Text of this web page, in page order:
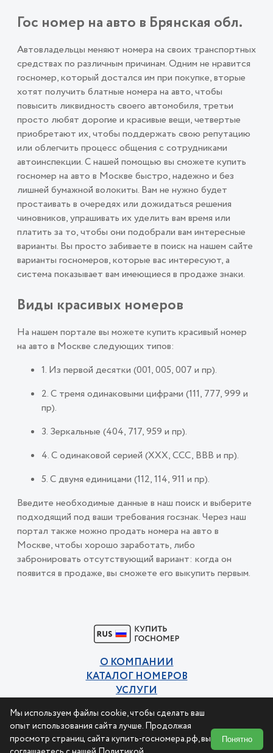
Гос номер на авто в Брянская обл.
Автовладельцы меняют номера на своих транспортных
средствах по различным причинам. Одним не нравится
госномер, который достался им при покупке, вторые
хотят получить блатные номера на авто, чтобы
повысить ликвидность своего автомобиля, третьи
просто любят дорогие и красивые вещи, четвертые
приобретают их, чтобы поддержать свою репутацию
или облегчить процесс общения с сотрудниками
автоинспекции. С нашей помощью вы сможете купить
госномер на авто в Москве быстро, надежно и без
лишней бумажной волокиты. Вам не нужно будет
простаивать в очередях или дожидаться решения
чиновников, упрашивать их уделить вам время или
платить за то, чтобы они подобрали вам интересные
варианты. Вы просто забиваете в поиск на нашем сайте
варианты госномеров, которые вас интересуют, а
система показывает вам имеющиеся в продаже знаки.
Виды красивых номеров
На нашем портале вы можете купить красивый номер
на авто в Москве следующих типов:
1. Из первой десятки (001, 005, 007 и пр).
2. С тремя одинаковыми цифрами (111, 777, 999 и
пр).
3. Зеркальные (404, 717, 959 и пр).
4. С одинаковой серией (ХХХ, ССС, ВВВ и пр).
5. С двумя единицами (112, 114, 911 и пр).
Введите необходимые данные в наш поиск и выберите
подходящий под ваши требования госзнак. Через наш
портал также можно продать номера на авто в
Москве, чтобы хорошо заработать, либо
забронировать отсутствующий вариант: когда он
появится в продаже, вы сможете его выкупить первым.
Мы используем файлы cookie, чтобы сделать ваш
опыт использования сайта лучше. Продолжая
просмотр страниц сайта купить-госномера.рф, вы
Понятно
О КОМПАНИИ
КАТАЛОГ НОМЕРОВ
УСЛУГИ
Политика конфиденциальности
Пользовательское соглашение